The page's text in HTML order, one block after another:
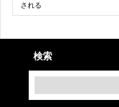
される
検索